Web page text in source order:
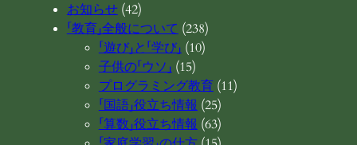
お知らせ(42)
「教育」全般について (238)
「遊び」と「学び」 (10)
子供の「ウソ」 (15)
プログラミング教育(11)
「国語」役立ち情報 (25)
「算数」役立ち情報 (63)